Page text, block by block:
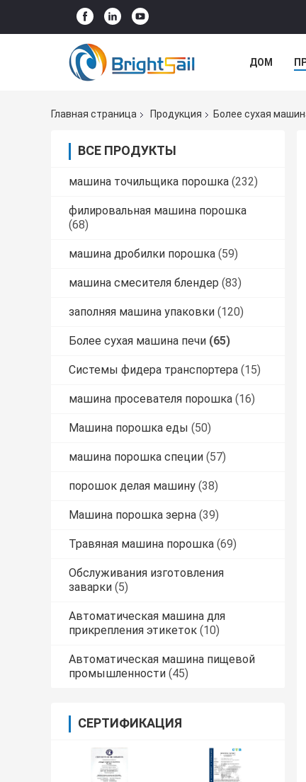
ДОМ
Главная страница Продукция Более сухая
ВСЕ ПРОДУКТЫ
машина точильщика порошка (232)
филировальная машина порошка
(68)
машина дробилки порошка (59)
машина смесителя блендер (83)
заполняя машина упаковки (120)
Более сухая машина печи (65)
Системы фидера транспортера (15)
машина просевателя порошка (16)
Машина порошка еды (50)
машина порошка специи (57)
порошок делая машину (38)
Машина порошка зерна (39)
Травяная машина порошка (69)
Обслуживания изготовления
заварки (5)
Автоматическая машина для
прикрепления этикеток (10)
Автоматическая машина пищевой
промышленности (45)
СЕРТИФИКАЦИЯ